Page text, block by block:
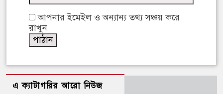
আপনার ইমেইল ও অন্যান্য তথ্য সঞ্চয় করে
রাখুন
এ ক্যাটাগরির আরো নিউজ